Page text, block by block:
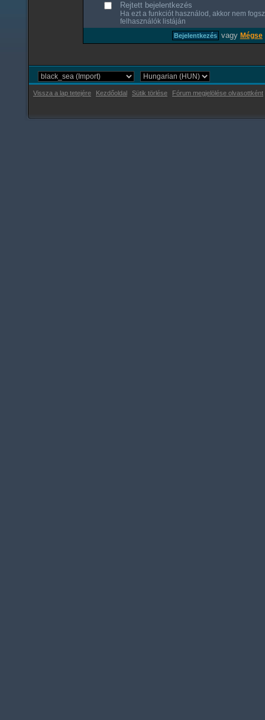
Rejtett bejelentkezés
Ha ezt a funkciót használod, akkor nem
felhasználók listáján
vagy Mégse
Vissza a lap tetejére Kezdőoldal Sütik törlése Fórum megjelölése olvasottként